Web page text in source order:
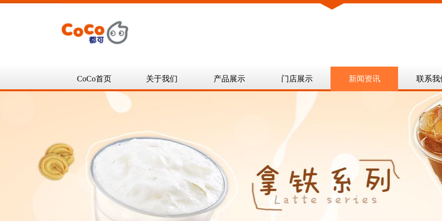
CoCo首页 关于我们 产品展示 门店展示 新闻资讯 联系我